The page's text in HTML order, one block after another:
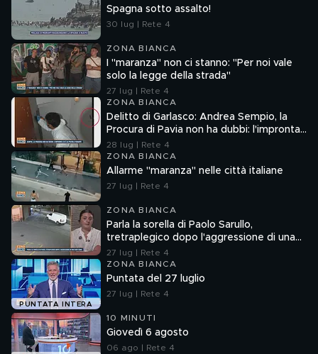
Spagna sotto assalto!
30 lug | Rete 4
ZONA BIANCA
I "maranza" non ci stanno: "Per noi vale
solo la legge della strada"
27 lug | Rete 4
ZONA BIANCA
Delitto di Garlasco: Andrea Sempio, la
Procura di Pavia non ha dubbi: l'impronta
33 è la pistola fumante
28 lug | Rete 4
ZONA BIANCA
Allarme "maranza" nelle città italiane
27 lug | Rete 4
ZONA BIANCA
Parla la sorella di Paolo Sarullo,
tretraplegico dopo l'aggressione di una
baby gang
27 lug | Rete 4
PUNTATA INTERA
ZONA BIANCA
Puntata del 27 luglio
27 lug | Rete 4
10 MINUTI
Giovedì 6 agosto
06 ago | Rete 4